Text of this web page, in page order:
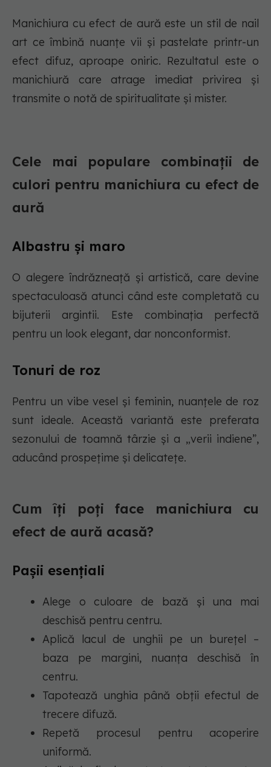
Manichiura cu efect de aură este un stil de nail
art ce îmbină nuanțe vii și pastelate printr-un
efect difuz, aproape oniric. Rezultatul este o
manichiură care atrage imediat privirea și
transmite o notă de spiritualitate și mister.
Cele mai populare combinații de
culori pentru manichiura cu efect de
aură
Albastru și maro
O alegere îndrăzneață și artistică, care devine
spectaculoasă atunci când este completată cu
bijuterii argintii. Este combinația perfectă
pentru un look elegant, dar nonconformist.
Tonuri de roz
Pentru un vibe vesel și feminin, nuanțele de roz
sunt ideale. Această variantă este preferata
sezonului de toamnă târzie și a „verii indiene”,
aducând prospețime și delicatețe.
Cum îți poți face manichiura cu
efect de aură acasă?
Pașii esențiali
Alege o culoare de bază și una mai
deschisă pentru centru.
Aplică lacul de unghii pe un burețel –
baza pe margini, nuanța deschisă în
centru.
Tapotează unghia până obții efectul de
trecere difuză.
Repetă procesul pentru acoperire
uniformă.